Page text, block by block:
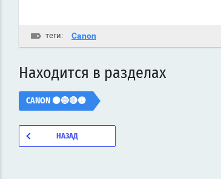
теги: Canon
Находится в разделах
CANON ⚫🔵🔴🟡
НАЗАД